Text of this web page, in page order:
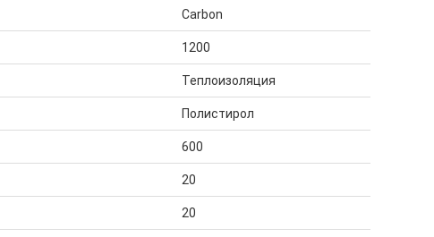
Carbon
1200
Теплоизоляция
Полистирол
600
20
20